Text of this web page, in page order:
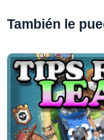
También le